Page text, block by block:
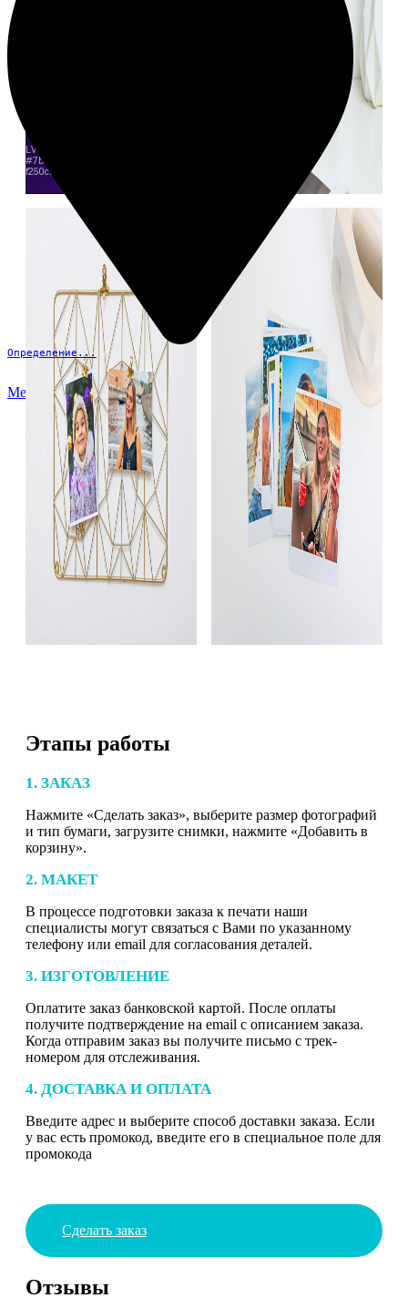
Определение...
Меню
Этапы работы
1. ЗАКАЗ
Нажмите «Сделать заказ», выберите размер фотографий
и тип бумаги, загрузите снимки, нажмите «Добавить в
корзину».
2. МАКЕТ
В процессе подготовки заказа к печати наши
специалисты могут связаться с Вами по указанному
телефону или email для согласования деталей.
3. ИЗГОТОВЛЕНИЕ
Оплатите заказ банковской картой. После оплаты
получите подтверждение на email с описанием заказа.
Когда отправим заказ вы получите письмо с трек-
номером для отслеживания.
4. ДОСТАВКА И ОПЛАТА
Введите адрес и выберите способ доставки заказа. Если
у вас есть промокод, введите его в специальное поле для
промокода
Сделать заказ
Отзывы